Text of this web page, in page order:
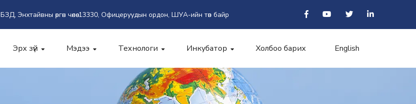
БЗД, Энхтайвны өргөн чөлөө-13330, Офицеруудын ордон, ШУА-ийн төв байр
Эрх зүй Мэдээ Технологи Инкубатор Холбоо барих English